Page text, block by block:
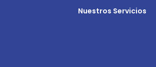
Nuestros Servicios